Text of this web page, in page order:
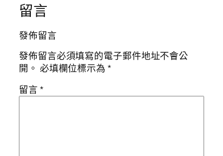
留言
發佈留言
發佈留言必須填寫的電子郵件地址不會公
開。 必填欄位標示為*
留言*